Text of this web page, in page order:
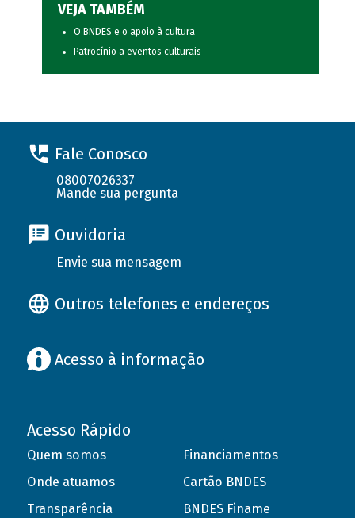
VEJA TAMBÉM
O BNDES e o apoio à cultura
Patrocínio a eventos culturais
Fale Conosco
08007026337
Mande sua pergunta
Ouvidoria
Envie sua mensagem
Outros telefones e endereços
Acesso à informação
Acesso Rápido
Quem somos
Onde atuamos
Transparência
Financiamentos
Cartão BNDES
BNDES Finame